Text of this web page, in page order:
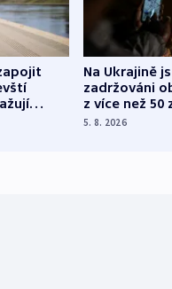
Na Ukrajině
zadržováni
z více než 50
Bojovali na
5. 8. 2026